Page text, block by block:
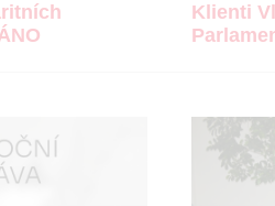
Klienti